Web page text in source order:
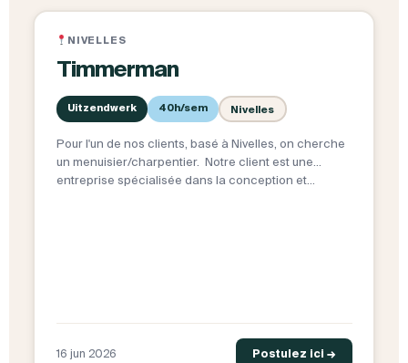
NIVELLES
Timmerman
Uitzendwerk 40h/sem Nivelles
Pour l'un de nos clients, basé à Nivelles, on cherche
un menuisier/charpentier. Notre client est une
entreprise spécialisée dans la conception et…
16 jun 2026 Postulez ici →